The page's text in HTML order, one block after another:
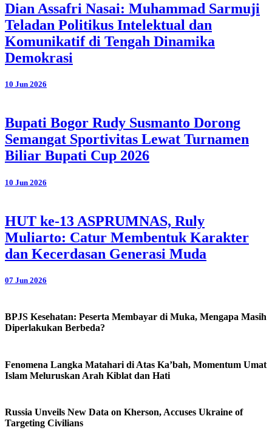
Dian Assafri Nasai: Muhammad Sarmuji
Teladan Politikus Intelektual dan
Komunikatif di Tengah Dinamika
Demokrasi
10 Jun 2026
Bupati Bogor Rudy Susmanto Dorong
Semangat Sportivitas Lewat Turnamen
Biliar Bupati Cup 2026
10 Jun 2026
HUT ke-13 ASPRUMNAS, Ruly
Muliarto: Catur Membentuk Karakter
dan Kecerdasan Generasi Muda
07 Jun 2026
BPJS Kesehatan: Peserta Membayar di Muka, Mengapa Masih
Diperlakukan Berbeda?
Fenomena Langka Matahari di Atas Ka’bah, Momentum Umat
Islam Meluruskan Arah Kiblat dan Hati
Russia Unveils New Data on Kherson, Accuses Ukraine of
Targeting Civilians